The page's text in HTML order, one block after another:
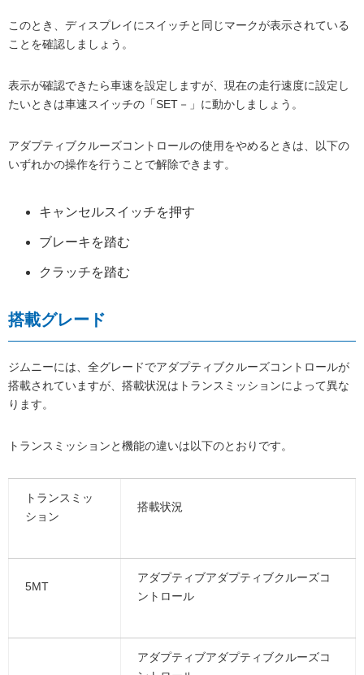
このとき、ディスプレイにスイッチと同じマークが表示されている
ことを確認しましょう。
表示が確認できたら車速を設定しますが、現在の走行速度に設定し
たいときは車速スイッチの「SET－」に動かしましょう。
アダプティブクルーズコントロールの使用をやめるときは、以下の
いずれかの操作を行うことで解除できます。
キャンセルスイッチを押す
ブレーキを踏む
クラッチを踏む
搭載グレード
ジムニーには、全グレードでアダプティブクルーズコントロールが
搭載されていますが、搭載状況はトランスミッションによって異な
ります。
トランスミッションと機能の違いは以下のとおりです。
トランスミッ
ション
搭載状況
5MT
アダプティブアダプティブクルーズコ
ントロール
アダプティブアダプティブクルーズコ